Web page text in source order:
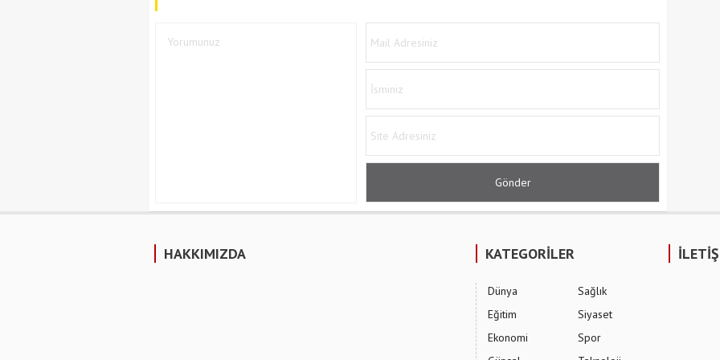
HAKKIMIZDA KATEGORİLER
Dünya
Eğitim
Ekonomi
Sağlık
Siyaset
Spor